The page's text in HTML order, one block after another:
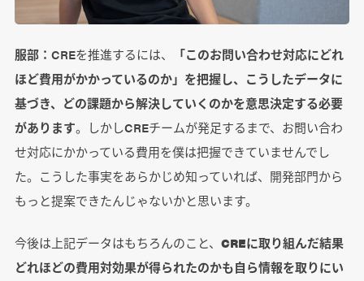
服部： CREを推進するには、
「このお問い合わせ対応にどれ
ほど費用がかかっているのか」を把握し、こうしたデータに
基づき、どの課題から解決していくのかを意思決定する必要
があります。しかしCREチームが発足するまで、お問い合わ
せ対応にかかっている費用を僕は把握できていませんでし
た。こうした事実をあらかじめ知っていれば、開発部門から
もっと提案できたんじゃないかと思います。
今後は上記データはもちろんのこと、 CREに取り組んだ結果
どれほどの費用対効果が得られたのかも自ら情報を取りにい